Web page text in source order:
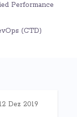
Performance
(CTD)
12 Dez 2019